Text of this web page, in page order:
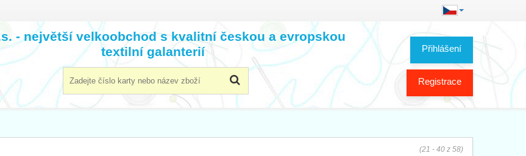
Přihlášení
Registrace
- největší velkoobchod s kvalitní českou a evropskou
textilní galanterií
(21 - 40 z 58)